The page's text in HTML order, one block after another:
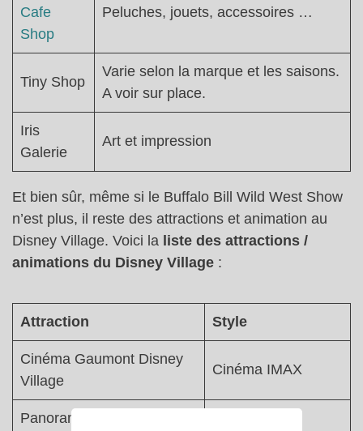
Cafe
Shop
Peluches, jouets, accessoires …
Tiny Shop
Varie selon la marque et les saisons.
A voir sur place.
Iris
Galerie
Art et impression
Et bien sûr, même si le Buffalo Bill Wild West Show
n’est plus, il reste des attractions et animation au
Disney Village. Voici la liste des attractions /
animations du Disney Village :
Attraction Style
Cinéma Gaumont Disney
Village
Cinéma IMAX
Panoramagique